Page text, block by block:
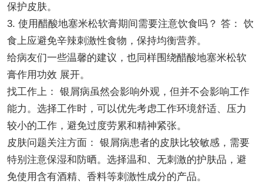
保护皮肤。
3. 使用醋酸地塞米松软膏期间需要注意饮食吗？ 答： 饮
食上应避免辛辣刺激性食物，保持均衡营养。
给病友们一些温馨的建议，也同样围绕醋酸地塞米松软
膏作用功效 展开。
找工作上： 银屑病虽然会影响外观，但并不会影响工作
能力。选择工作时，可以优先考虑工作环境舒适、压力
较小的工作，避免过度劳累和精神紧张。
皮肤问题关注方面： 银屑病患者的皮肤比较敏感，需要
特别注意保湿和防晒。选择温和、无刺激的护肤品，避
免使用含有酒精、香料等刺激性成分的产品。